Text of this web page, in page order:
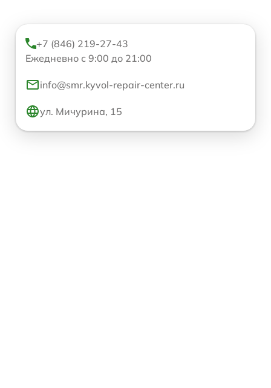
+7 (846) 219-27-43
Ежедневно с 9:00 до 21:00
info@smr.kyvol-repair-center.ru
ул. Мичурина, 15